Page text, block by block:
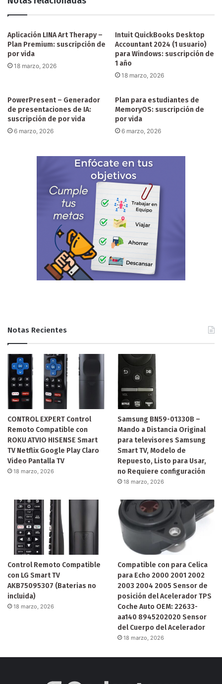
Aplicación LINA Art Therapy –
Plan Premium: suscripción de
por vida
18 marzo, 2026
Intuit QuickBooks Desktop
Accountant 2024 (1 usuario)
para Windows: suscripción de
1 año
18 marzo, 2026
PowerPresent – Generador
de presentaciones de IA:
suscripción de por vida
6 marzo, 2026
Plan para estudiantes de
MemoryOS: suscripción de
por vida
6 marzo, 2026
Notas Recientes
CONTROL EXPERT Control
Remoto Compatible con
ROKU ATVIO HISENSE Smart
TV Netflix Google Play Claro
Video Pantalla TV
18 marzo, 2026
Samsung BN59-01330B –
Mando a Distancia Original
para televisores Samsung
Smart TV, Modelo de
Repuesto, Listo para Usar,
no Requiere configuración
18 marzo, 2026
Control Remoto Compatible
con LG Smart TV
AKB75095307 (Baterias no
incluida)
18 marzo, 2026
Compatible con para Celica
para Echo 2000 2001 2002
2003 2004 2005 Sensor de
posición del Acelerador TPS
Coche Auto OEM: 22633-
aa140 8945202020 Sensor
del Cuerpo del Acelerador
18 marzo, 2026